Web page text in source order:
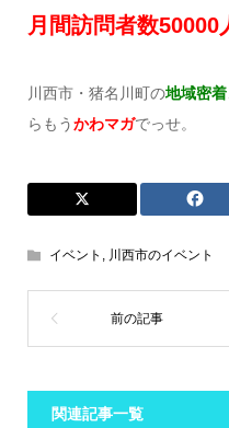
月間訪問者数50000
川西市・猪名川町の地域密着
らもうかわマガでっせ。
イベント , 川西市のイベント
関連記事一覧